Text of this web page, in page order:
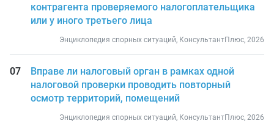
контрагента проверяемого налогоплательщика
или у иного третьего лица
Энциклопедия спорных ситуаций, КонсультантПлюс, 2026
Вправе ли налоговый орган в рамках одной
налоговой проверки проводить повторный
осмотр территорий, помещений
Энциклопедия спорных ситуаций, КонсультантПлюс, 2026